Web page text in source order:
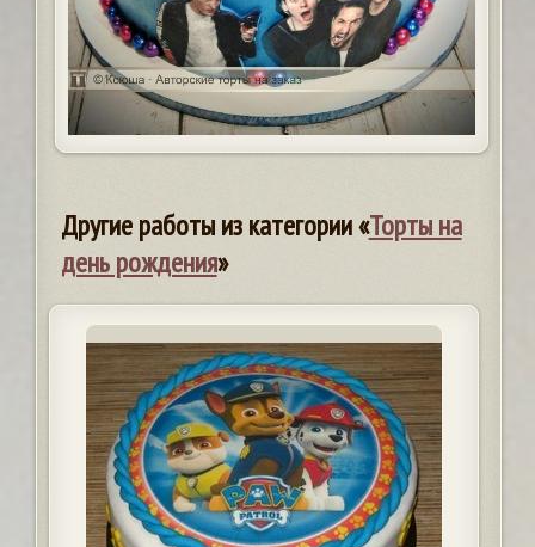
Другие работы из категории «Торты на
день рождения»